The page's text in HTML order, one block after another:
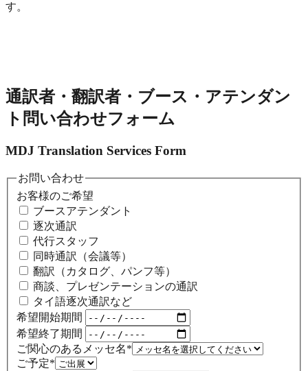
す。
通訳者・翻訳者・ブース・アテンダン
ト問い合わせフォーム
MDJ Translation Services Form
お問い合わせ
お客様のご希望
ブースアテンダント
逐次通訳
代行スタッフ
同時通訳（会議等）
翻訳（カタログ、パンフ等）
商談、プレゼンテーションの通訳
タイ語逐次通訳など
希望開始期間
希望終了期間
ご関心のあるメッセ名*
ご予定*